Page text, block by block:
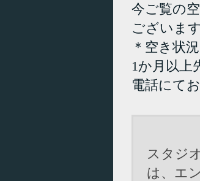
今ご覧の
ございます
＊空き状
1か月以上
電話にて
スタジ
は、エ